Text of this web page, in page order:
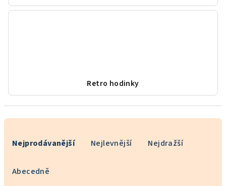
Retro hodinky
Nejprodávanější Nejlevnější Nejdražší
Abecedně